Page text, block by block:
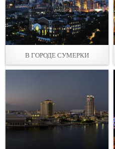
В ГОРОДЕ СУМЕРКИ